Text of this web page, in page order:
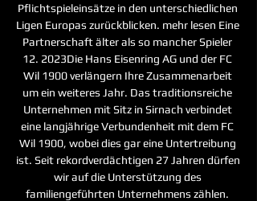
Pflichtspieleinsätze in den unterschiedlichen
Ligen Europas zurückblicken. mehr lesen Eine
Partnerschaft älter als so mancher Spieler
12. 2023Die Hans Eisenring AG und der FC
Wil 1900 verlängern Ihre Zusammenarbeit
um ein weiteres Jahr. Das traditionsreiche
Unternehmen mit Sitz in Sirnach verbindet
eine langjährige Verbundenheit mit dem FC
Wil 1900, wobei dies gar eine Untertreibung
ist. Seit rekordverdächtigen 27 Jahren dürfen
wir auf die Unterstützung des
familiengeführten Unternehmens zählen.